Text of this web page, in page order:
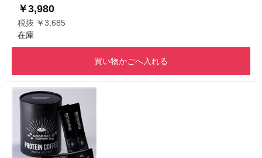
￥3,980
税抜 ￥3,685
在庫
買い物かごへ入れる